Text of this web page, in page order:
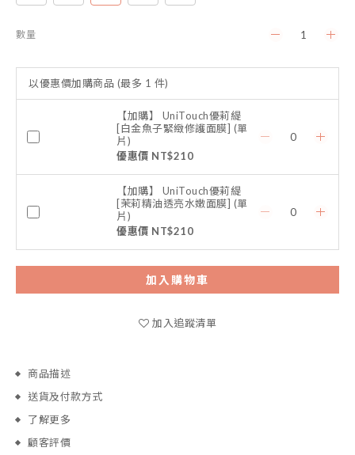
數量
以優惠價加購商品 (最多 1 件)
【加購】 UniTouch優莉緹
[白金魚子緊緻修護面膜] (單
片)
優惠價 NT$210
【加購】 UniTouch優莉緹
[茉莉精油透亮水嫩面膜] (單
片)
優惠價 NT$210
加入購物車
加入追蹤清單
商品描述
送貨及付款方式
了解更多
顧客評價